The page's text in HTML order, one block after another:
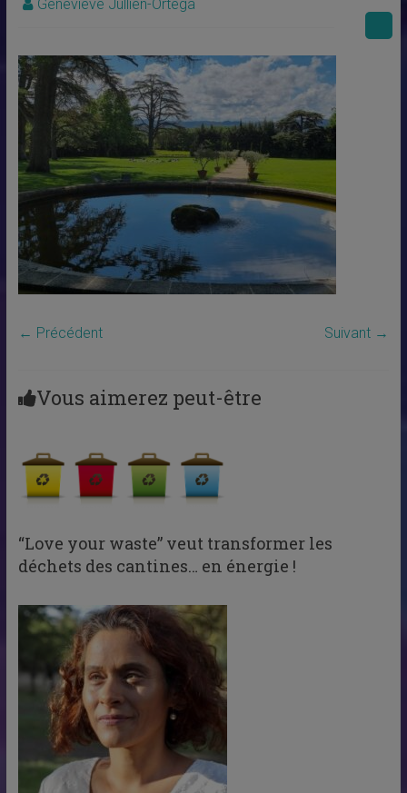
Geneviève Jullien-Ortega
← Précédent Suivant →
Vous aimerez peut-être
“Love your waste” veut transformer les
déchets des cantines… en énergie !